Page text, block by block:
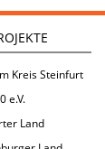
Kreis Steinfurt
e.V.
Land